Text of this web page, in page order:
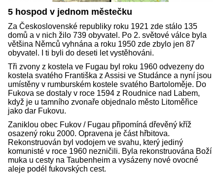
5 hospod v jednom městečku
Za Československé republiky roku 1921 zde stálo 135
domů a v nich žilo 739 obyvatel. Po 2. světové válce byla
většina Němců vyhnána a roku 1950 zde zbylo jen 87
obyvatel. I ti byli do deseti let vystěhováni.
Tři zvony z kostela ve Fugau byl roku 1960 odvezeny do
kostela svatého Františka z Assisi ve Studánce a nyní jsou
umístěny v rumburském kostele svatého Bartoloměje. Do
Fukova se dostaly v roce 1594 z Roudnice nad Labem,
když je u tamního zvonaře objednalo město Litoměřice
jako dar Fukovu.
Zaniklou obec Fukov / Fugau připomíná dřevěný kříž
osazený roku 2000. Opravena je část hřbitova.
Rekonstruován byl vodojem ve svahu, který jediný
komunisté v roce 1960 nezničili. Byla rekonstruována Boží
muka u cesty na Taubenheim a vysázeny nové ovocné
aleje podél fukovských cest.